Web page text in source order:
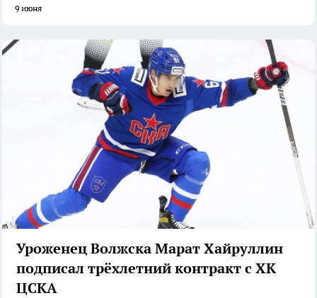
9 июня
Уроженец Волжска Марат Хайруллин
подписал трёхлетний контракт с ХК
ЦСКА